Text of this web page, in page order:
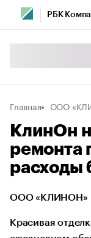
РБК
Главная ООО
КлинОн
расходы
ООО «КЛИНОН»
Красивая